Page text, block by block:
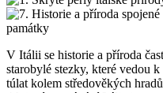
V Itálii se historie a příroda
starobylé stezky, které vedou
túlat kolem středověkých